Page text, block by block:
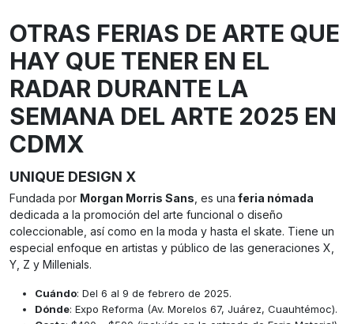
OTRAS FERIAS DE ARTE QUE
HAY QUE TENER EN EL
RADAR DURANTE LA
SEMANA DEL ARTE 2025 EN
CDMX
UNIQUE DESIGN X
Fundada por Morgan Morris Sans , es una feria nómada
dedicada a la promoción del arte funcional o diseño
coleccionable, así como en la moda y hasta el skate. Tiene un
especial enfoque en artistas y público de las generaciones X,
Y, Z y Millenials.
Cuándo: Del 6 al 9 de febrero de 2025.
Dónde: Expo Reforma (Av. Morelos 67, Juárez, Cuauhtémoc).